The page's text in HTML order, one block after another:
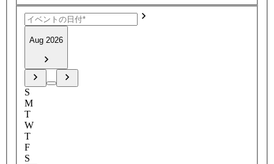
Aug 2026
S
M
T
W
T
F
S